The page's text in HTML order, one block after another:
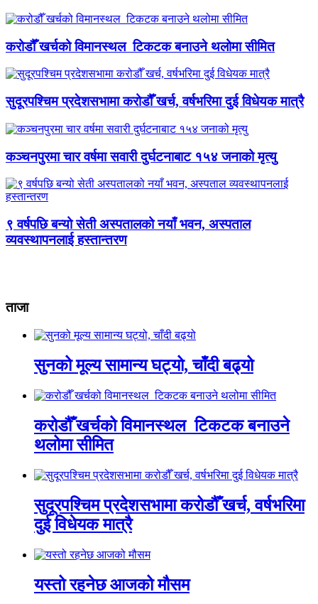
करोडौँ खर्चको विमानस्थल टिकटक बनाउने थलोमा सीमित
सुदूरपश्चिम प्रदेशसभामा करोडौँ खर्च, वर्षभरिमा दुई विधेयक मात्रै
कञ्चनपुरमा चार वर्षमा सवारी दुर्घटनाबाट १५४ जनाको मृत्यु
९ वर्षपछि बन्यो सेती अस्पतालको नयाँ भवन, अस्पताल
व्यवस्थापनलाई हस्तान्तरण
ताजा
सुनको मूल्य सामान्य घट्यो, चाँदी बढ्यो
करोडौँ खर्चको विमानस्थल टिकटक बनाउने
थलोमा सीमित
सुदूरपश्चिम प्रदेशसभामा करोडौँ खर्च, वर्षभरिमा
दुई विधेयक मात्रै
यस्तो रहनेछ आजको मौसम